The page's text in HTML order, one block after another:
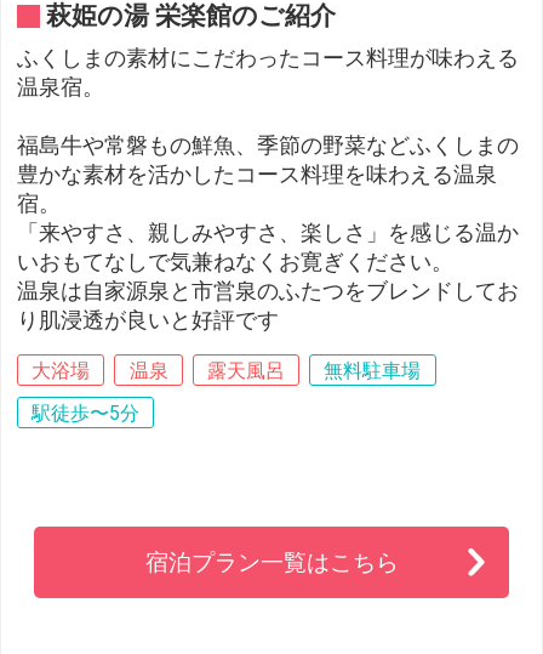
萩姫の湯 栄楽館のご紹介
ふくしまの素材にこだわったコース料理が味わえる
温泉宿。
福島牛や常磐もの鮮魚、季節の野菜などふくしまの
豊かな素材を活かしたコース料理を味わえる温泉
宿。
「来やすさ、親しみやすさ、楽しさ」を感じる温か
いおもてなしで気兼ねなくお寛ぎください。
温泉は自家源泉と市営泉のふたつをブレンドしてお
り肌浸透が良いと好評です
大浴場 温泉 露天風呂
無料駐車場
駅徒歩〜5分
宿泊プラン一覧はこちら